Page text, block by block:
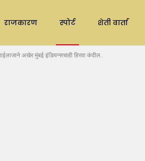
राजकारण स्पोर्ट शेती वार्ता
अखेर मुंबई इंडियन्सचाही हिरवा कंदील..